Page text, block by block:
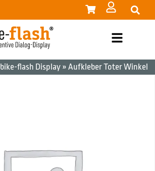
bike-flash Display» Aufkleber Toter Winkel